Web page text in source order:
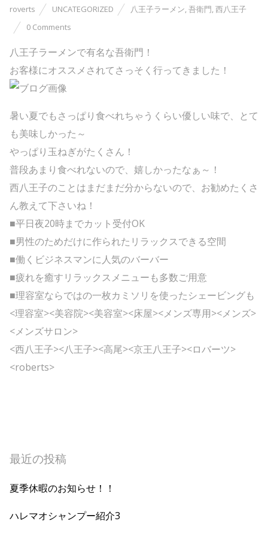
roverts UNCATEGORIZED 八王子ラーメン,吾衛門,西八王子
0 Comments
八王子ラーメンで有名な吾衛門！
お客様にオススメされてさっそく行ってきました！
暑い夏でもさっぱり食べれちゃうくらい優しい味で、とて
も美味しかった～
やっぱり玉ねぎがたくさん！
普段あまり食べれないので、嬉しかったなぁ～！
西八王子のことはまだまだ分からないので、お勧めたくさ
ん教えて下さいね！
■平日夜20時までカット受付OK
■男性のためだけに作られたリラックスできる空間
■働くビジネスマンに人気のバーバー
■疲れを癒すリラックスメニューも多数ご用意
■理容室ならではの一枚カミソリを使ったシェービングも
<理容室><美容院><美容室><床屋><メンズ専用><メンズ>
<メンズサロン>
<西八王子><八王子><高尾><京王八王子><ロバーツ>
<roberts>
最近の投稿
夏季休暇のお知らせ！！
ハレマオシャンプー紹介3